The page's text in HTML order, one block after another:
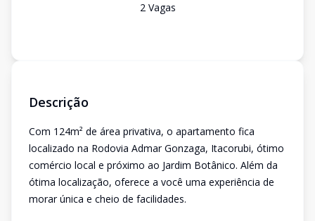
2Vagas
Descrição
Com 124m² de área privativa, o apartamento fica
localizado na Rodovia Admar Gonzaga, Itacorubi, ótimo
comércio local e próximo ao Jardim Botânico. Além da
ótima localização, oferece a você uma experiência de
morar única e cheio de facilidades.